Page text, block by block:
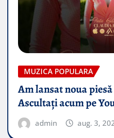
MUZICA POPULARA
Am lansat noua
Ascultați acum pe
admin aug. 3,